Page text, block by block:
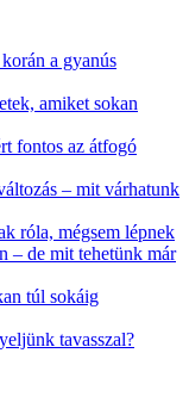
a gyanús
amiket sokan
fontos az átfogó
– mit várhatunk
róla, mégsem lépnek
– de mit tehetünk már
túl sokáig
tavasszal?